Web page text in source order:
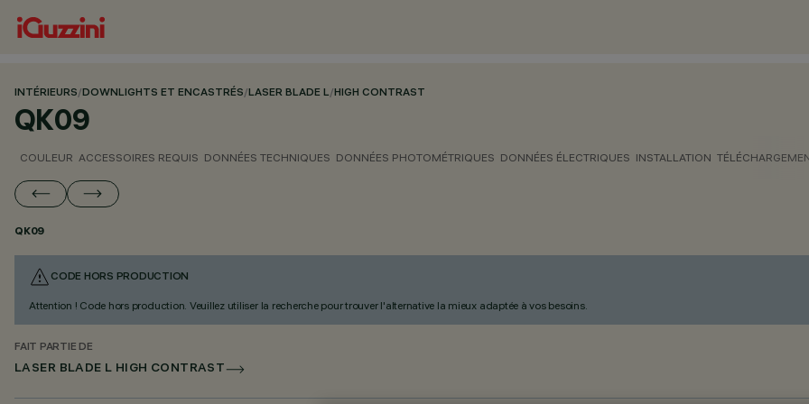
INTÉRIEURS/DOWNLIGHTS ET ENCASTRÉS/LASER BLADE L/HIGH CONTRAST
QK09
COULEUR ACCESSOIRES REQUIS DONNÉES TECHNIQUES DONNÉES PHOTOMÉTRIQUES DONNÉES ÉLECTRIQUES INSTALLATION
QK09
CODE HORS PRODUCTION
Attention ! Code hors production. Veuillez utiliser la recherche pour trouver l'alternative la mieux adaptée à vos besoins.
FAIT PARTIE DE
LASER BLADE L HIGH CONTRAST